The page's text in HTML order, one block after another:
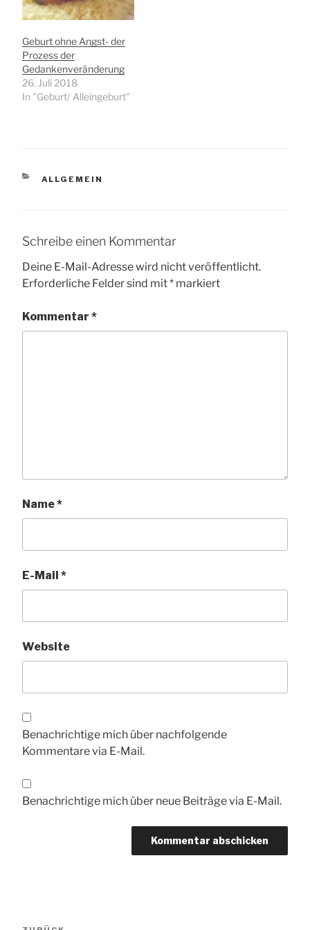
Geburt ohne Angst- der
Prozess der
Gedankenveränderung
26. Juli 2018
In "Geburt/ Alleingeburt"
KATEGORIEN
ALLGEMEIN
Schreibe einen Kommentar
Deine E-Mail-Adresse wird nicht veröffentlicht.
Erforderliche Felder sind mit* markiert
Kommentar *
Name*
E-Mail *
Website
Benachrichtige mich über nachfolgende
Kommentare via E-Mail.
Benachrichtige mich über neue Beiträge via E-Mail.